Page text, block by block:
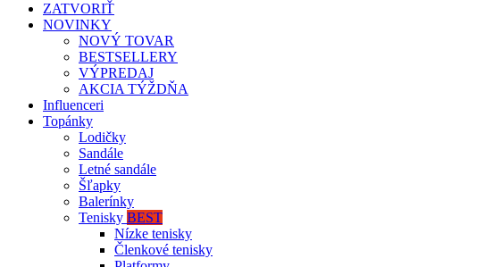
ZATVORIŤ
NOVINKY
NOVÝ TOVAR
BESTSELLERY
VÝPREDAJ
AKCIA TÝŽDŇA
Influenceri
Topánky
Lodičky
Sandále
Letné sandále
Šľapky
Balerínky
Tenisky BEST
Nízke tenisky
Členkové tenisky